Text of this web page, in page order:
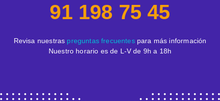
91 198 75 45
Revisa nuestras preguntas frecuentespara más información
Nuestro horario es de L-V de 9h a 18h